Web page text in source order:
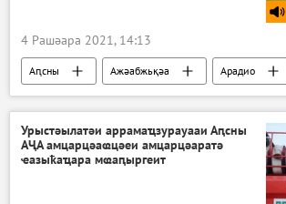
4 Рашәара 2021, 14:13
Аԥсны Ажәабжьқәа
Арадио
Атәылауаҩи аиҳабыреи
Урыстәылатәи аррамаҵзурауааи Аԥсны
АҶА амцарцәаҩцәеи амцарцәаратә
ҽазыҟаҵара мҩаԥыргеит